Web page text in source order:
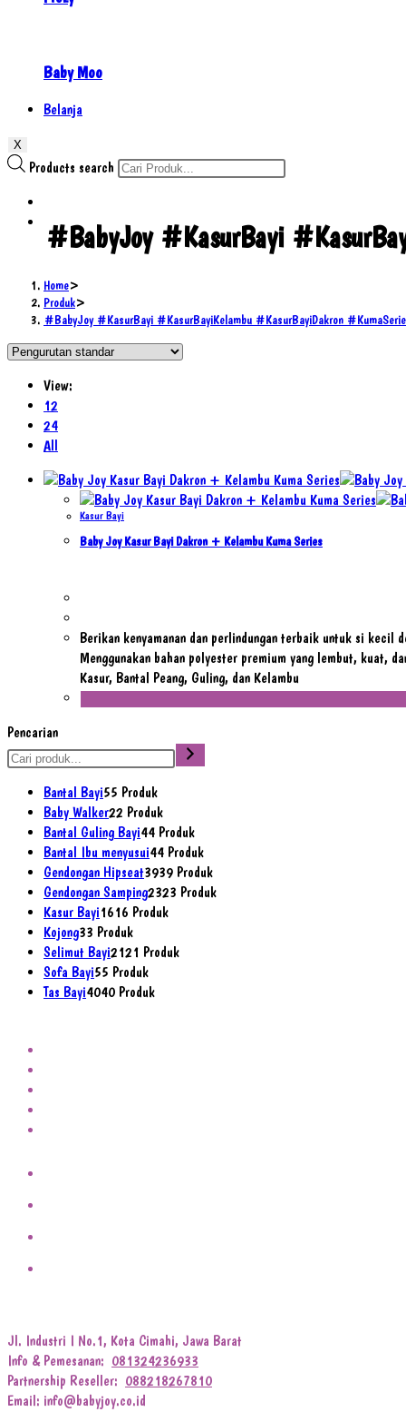
Baby Moo
Belanja
X
Products search
#BabyJoy #KasurBayi
Home>
Produk>
#BabyJoy #KasurBayi #KasurBayiKelambu #KasurBayiDakron
View:
12
24
All
Kasur Bayi
Baby Joy Kasur Bayi Dakron + Kelambu Kuma Series
Berikan kenyamanan dan perlindungan terbaik untuk si kecil
Menggunakan bahan polyester premium yang lembut, kuat,
Kasur, Bantal Peang, Guling, dan Kelambu
Pencarian
Bantal Bayi55 Produk
Baby Walker22 Produk
Bantal Guling Bayi44 Produk
Bantal Ibu menyusui44 Produk
Gendongan Hipseat3939 Produk
Gendongan Samping2323 Produk
Kasur Bayi1616 Produk
Kojong33 Produk
Selimut Bayi2121 Produk
Sofa Bayi55 Produk
Tas Bayi4040 Produk
Jl. Industri I No.1, Kota Cimahi, Jawa Barat
Info & Pemesanan: 081324236933
Partnership Reseller: 088218267810
Email: info@babyjoy.co.id